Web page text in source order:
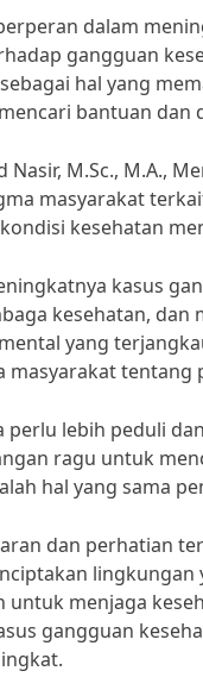
dalam
gangguan
hal yang
bantuan dan
M.Sc., M.A.,
masyarakat
kesehatan
kasus
kesehatan,
yang
masyarakat
perlu lebih peduli
ragu untuk
hal yang sama
dan perhatian
untuk menjaga
gangguan